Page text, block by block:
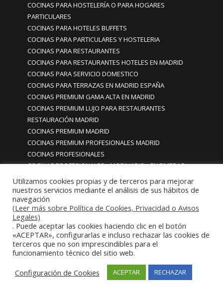
COCINAS PARA HOSTELERÍA O PARA HOGARES
PARTICULARES
COCINAS PARA HOTELES BUFFETS
COCINAS PARA PARTICULARES Y HOSTELERIA
COCINAS PARA RESTAURANTES
COCINAS PARA RESTAURANTES HOTELES EN MADRID
COCINAS PARA SERVICIO DOMESTICO
COCINAS PARA TERRAZAS EN MADRID ESPAÑA
COCINAS PREMIUM GAMA ALTA EN MADRID
COCINAS PREMIUM LUJO PARA RESTAURANTES
RESTAURACIÓN MADRID
COCINAS PREMIUM MADRID
COCINAS PREMIUM PROFESIONALES MADRID
COCINAS PROFESIONALES
COCINAS PROFESIONALES • MOBILIARIO • ENCIMERAS •
REVESTIMIENTOS • ESTRUCTURAS • ELEMENTOS
DECORATIVOS ACERO INOXIDABLE
COCINAS PROFESIONALES A MEDIDA PERSONALIZADAS PARA
PARTICULARES
COCINAS PROFESIONALES ACERO INOXIDABLE
COCINAS PROFESIONALES HORECA
COCINAS PROFESIONALES HOSTELERÍA MADRID
Cocinas profesionales industriales monoblock a medida
personalizadas
Cocinas profesionales industriales monoblock a medida
Utilizamos cookies propias y de terceros para mejorar
nuestros servicios mediante el análisis de sus hábitos de
navegación
(Leer más sobre Política de Cookies, Privacidad o Avisos
Legales)
. Puede aceptar las cookies haciendo clic en el botón
«ACEPTAR», configurarlas e incluso rechazar las cookies de
terceros que no son imprescindibles para el
funcionamiento técnico del sitio web.
Configuración de Cookies
ACEPTAR RECHAZAR